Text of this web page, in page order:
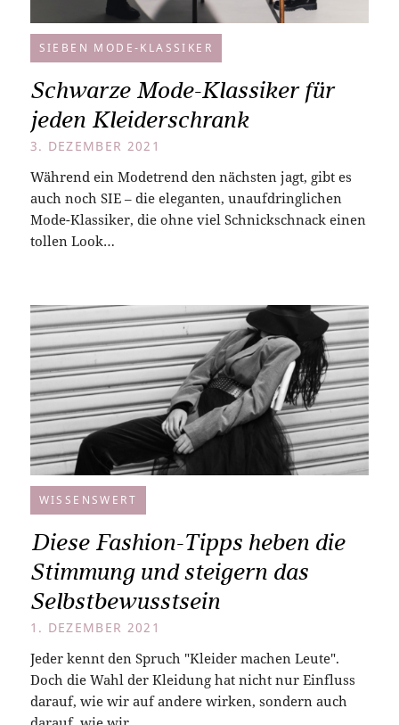
SIEBEN MODE-KLASSIKER
Schwarze Mode-Klassiker für
jeden Kleiderschrank
3. DEZEMBER 2021
Während ein Modetrend den nächsten jagt, gibt es
auch noch SIE – die eleganten, unaufdringlichen
Mode-Klassiker, die ohne viel Schnickschnack einen
tollen Look…
WISSENSWERT
Diese Fashion-Tipps heben die
Stimmung und steigern das
Selbstbewusstsein
1. DEZEMBER 2021
Jeder kennt den Spruch "Kleider machen Leute".
Doch die Wahl der Kleidung hat nicht nur Einfluss
darauf, wie wir auf andere wirken, sondern auch